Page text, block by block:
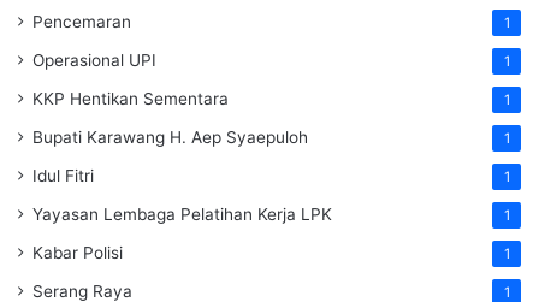
Pencemaran 1
Operasional UPI 1
KKP Hentikan Sementara 1
Bupati Karawang H. Aep Syaepuloh 1
Idul Fitri 1
Yayasan Lembaga Pelatihan Kerja LPK 1
Kabar Polisi 1
Serang Raya 1